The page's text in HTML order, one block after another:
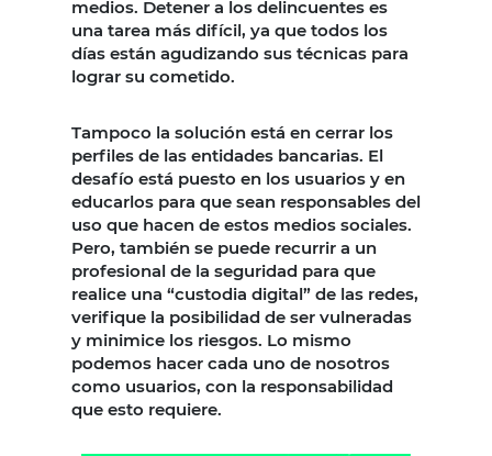
medios. Detener a los delincuentes es
una tarea más difícil, ya que todos los
días están agudizando sus técnicas para
lograr su cometido.
Tampoco la solución está en cerrar los
perfiles de las entidades bancarias. El
desafío está puesto en los usuarios y en
educarlos para que sean responsables del
uso que hacen de estos medios sociales.
Pero, también se puede recurrir a un
profesional de la seguridad para que
realice una “custodia digital” de las redes,
verifique la posibilidad de ser vulneradas
y minimice los riesgos. Lo mismo
podemos hacer cada uno de nosotros
como usuarios, con la responsabilidad
que esto requiere.